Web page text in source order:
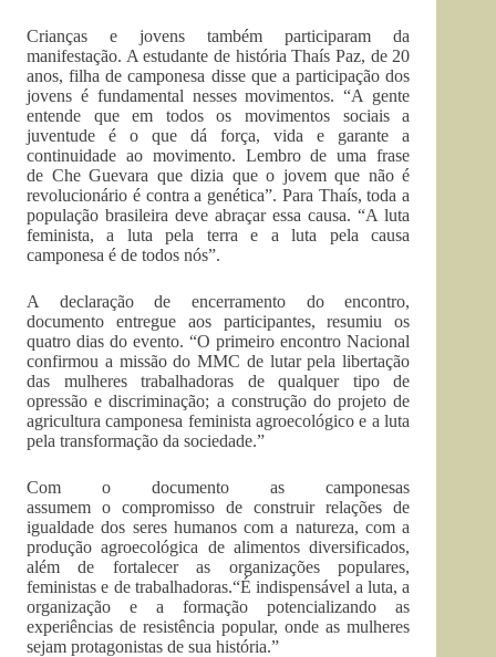
Crianças e jovens também participaram da
manifestação. A estudante de história Thaís Paz, de 20
anos, filha de camponesa disse que a participação dos
jovens é fundamental nesses movimentos. “A gente
entende que em todos os movimentos sociais a
juventude é o que dá força, vida e garante a
continuidade ao movimento. Lembro de uma frase
de Che Guevara que dizia que o jovem que não é
revolucionário é contra a genética”. Para Thaís, toda a
população brasileira deve abraçar essa causa. “A luta
feminista, a luta pela terra e a luta pela causa
camponesa é de todos nós”.
A declaração de encerramento do encontro,
documento entregue aos participantes, resumiu os
quatro dias do evento. “O primeiro encontro Nacional
confirmou a missão do MMC de lutar pela libertação
das mulheres trabalhadoras de qualquer tipo de
opressão e discriminação; a construção do projeto de
agricultura camponesa feminista agroecológico e a luta
pela transformação da sociedade.”
Com o documento as camponesas
assumem o compromisso de construir relações de
igualdade dos seres humanos com a natureza, com a
produção agroecológica de alimentos diversificados,
além de fortalecer as organizações populares,
feministas e de trabalhadoras.“É indispensável a luta, a
organização e a formação potencializando as
experiências de resistência popular, onde as mulheres
sejam protagonistas de sua história.”